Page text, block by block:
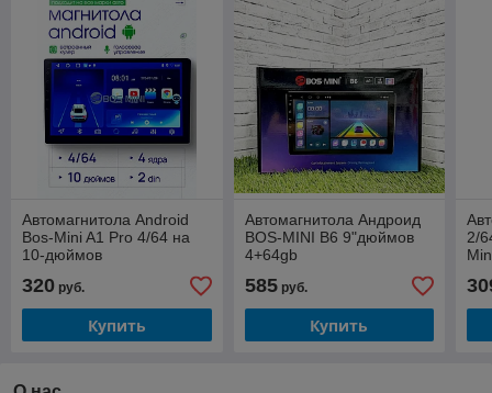
Автомагнитола Android
Bos-Mini A1 Pro 4/64 на
10-дюймов
320 руб.
Купить
Автомагнитола Андроид
BOS-MINI B6 9"дюймов
4+64gb
585руб.
Купить
2/